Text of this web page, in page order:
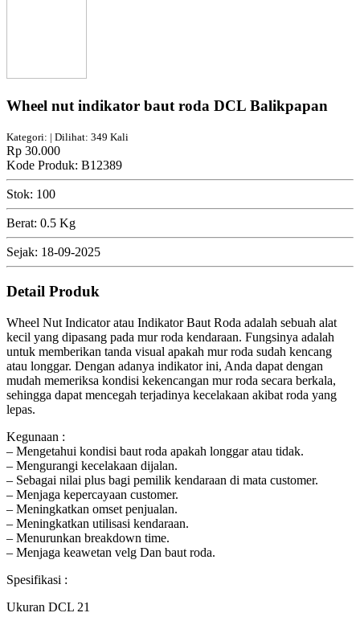
Wheel nut indikator baut roda DCL Balikpapan
Kategori: | Dilihat: 349 Kali
Rp 30.000
Kode Produk: B12389
Stok: 100
Berat: 0.5 Kg
Sejak: 18-09-2025
Detail Produk
Wheel Nut Indicator atau Indikator Baut Roda adalah sebuah alat
kecil yang dipasang pada mur roda kendaraan. Fungsinya adalah
untuk memberikan tanda visual apakah mur roda sudah kencang
atau longgar. Dengan adanya indikator ini, Anda dapat dengan
mudah memeriksa kondisi kekencangan mur roda secara berkala,
sehingga dapat mencegah terjadinya kecelakaan akibat roda yang
lepas.
Kegunaan :
– Mengetahui kondisi baut roda apakah longgar atau tidak.
– Mengurangi kecelakaan dijalan.
– Sebagai nilai plus bagi pemilik kendaraan di mata customer.
– Menjaga kepercayaan customer.
– Meningkatkan omset penjualan.
– Meningkatkan utilisasi kendaraan.
– Menurunkan breakdown time.
– Menjaga keawetan velg Dan baut roda.
Spesifikasi :
Ukuran DCL 21